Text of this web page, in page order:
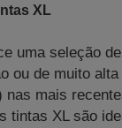
XL
uma seleção de
ou de muito alta
nas mais
tintas XL são